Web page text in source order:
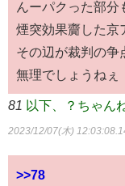
んーパクった部分
煙突効果齎した京
その辺が裁判の争
無理でしょうねぇ
81 以下、？ちゃん
2023/12/07(木)
>>78